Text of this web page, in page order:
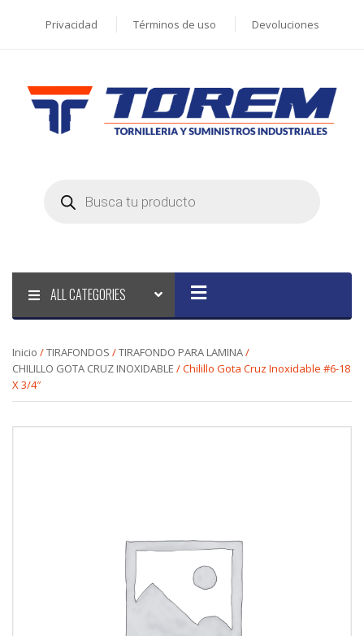
Privacidad Términos de uso Devoluciones
search
ALL CATEGORIES
Inicio /TIRAFONDOS /TIRAFONDO PARA LAMINA/
CHILILLO GOTA CRUZ INOXIDABLE / Chilillo Gota Cruz Inoxidable #6-18
X 3/4″